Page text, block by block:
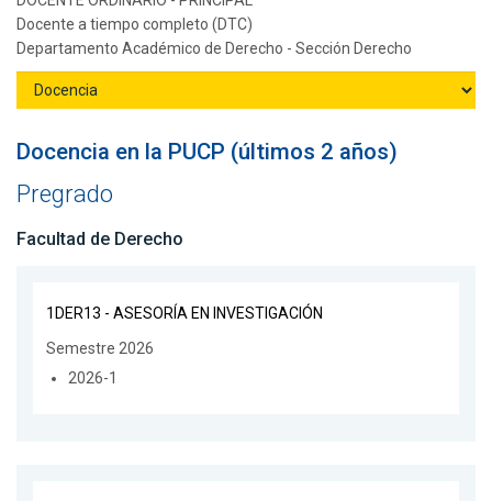
Docente a tiempo completo (DTC)
Departamento Académico de Derecho - Sección Derecho
Docencia en la PUCP (últimos 2 años)
Pregrado
Facultad de Derecho
1DER13 - ASESORÍA EN INVESTIGACIÓN
Semestre 2026
2026-1